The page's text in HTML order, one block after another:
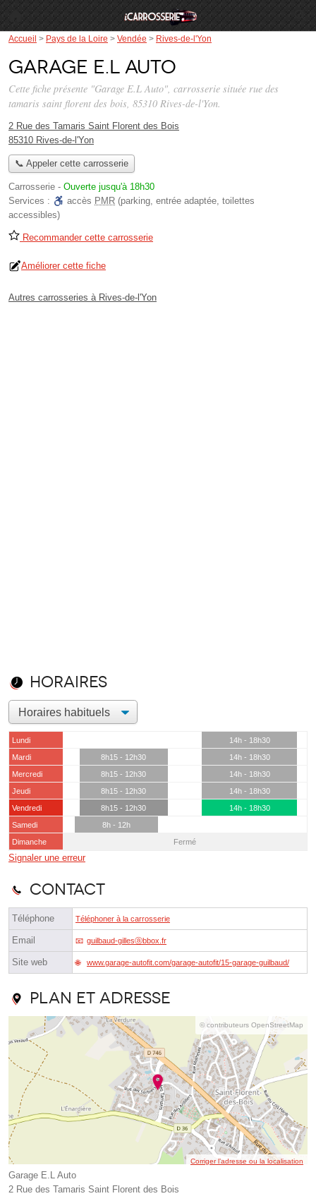
Accueil > Pays de la Loire > Vendée > Rives-de-l'Yon
Garage E.L Auto
Cette fiche présente "Garage E.L Auto", carrosserie située rue des
tamaris saint florent des bois, 85310 Rives-de-l'Yon.
2 Rue des Tamaris Saint Florent des Bois
85310 Rives-de-l'Yon
📞 Appeler cette carrosserie
Carrosserie - Ouverte jusqu'à 18h30
Services :
accès PMR (parking, entrée adaptée, toilettes
accessibles)
Recommander cette carrosserie
Améliorer cette fiche
Autres carrosseries à Rives-de-l'Yon
Horaires
Lundi
14h - 18h30
Mardi
8h15 - 12h30
14h - 18h30
Mercredi
8h15 - 12h30
14h - 18h30
Jeudi
8h15 - 12h30
14h - 18h30
Vendredi
8h15 - 12h30
14h - 18h30
Samedi
8h - 12h
Dimanche
Fermé
Signaler une erreur
Contact
Téléphone Téléphoner à la carrosserie
Email guilbaud-gillesⓐbbox.fr
Site web www.garage-autofit.com/garage-autofit/15-garage-guilbaud/
Plan et adresse
© contributeurs OpenStreetMap
Corriger l’adresse ou la localisation
Garage E.L Auto
2 Rue des Tamaris Saint Florent des Bois